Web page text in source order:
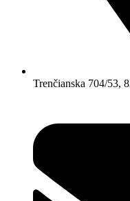
Trenčianska 704/53,